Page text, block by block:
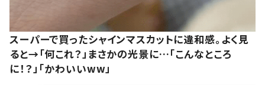
スーパーで買ったシャインマスカットに違和感。よく見
ると→「何これ？」まさかの光景に…「こんなところ
に！？」「かわいいww」